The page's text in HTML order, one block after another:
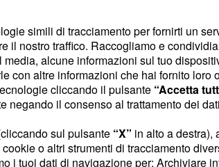
Sophie-Matteo
molto attivi con la
su Instagram, i numerosi fan
hanno notato che da
simili di tracciamento per fornirti un
il nostro traffico. Raccogliamo e
alcune informazioni sul tuo
con altre informazioni che hai fornito
cliccando il pulsante “Accetta
negando il consenso al trattamento dei
sul pulsante “X” in alto a destra),
o altri strumenti di tracciamento
i tuoi dati di navigazione per: Archiviare